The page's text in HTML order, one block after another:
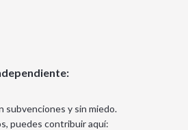
subvenciones y sin miedo.
puedes contribuir aquí: